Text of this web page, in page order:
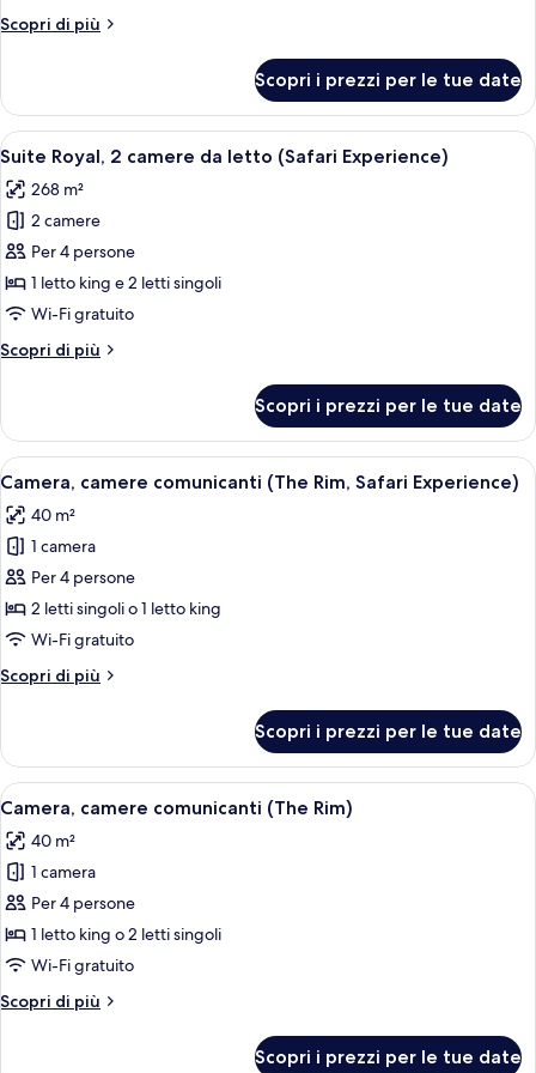
Experience)
Scopri di più
Altri
Royal
(Safari
Experience)
Scopri i prezzi per le tue date
Apri
tutte
le
foto
per
Suite
Royal,
camere
(Safari
Experience)
Un albero con diversi animali
8
Suite Royal, 2 camere da letto (Safari Experience)
268 m²
2 camere
Per 4 persone
1 letto king e 2 letti singoli
Wi-Fi gratuito
Scopri di più
Altri
Royal,
camere
letto
(Safari
Scopri i prezzi per le tue date
Apri
tutte
le
foto
per
Camera,
camere
(The
Experience)
Un gruppo di giraffe in un prato
6
Camera, camere comunicanti (The Rim, Safari Experience)
40 m²
1 camera
Per 4 persone
2 letti singoli o 1 letto king
Wi-Fi gratuito
Scopri di più
Altri
camere
comunicanti
(The
Safari
Experience)
Scopri i prezzi per le tue date
Apri
tutte
le
foto
per
Camera,
camere
(The
Una camera d'hotel con un letto
4
Camera, camere comunicanti (The Rim)
40 m²
1 camera
Per 4 persone
1 letto king o 2 letti singoli
Wi-Fi gratuito
Scopri di più
Altri
Scopri i prezzi per le tue date